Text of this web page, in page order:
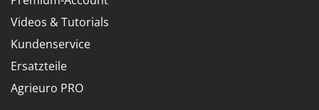
Rasentrimmer - Kantenschneider
Rasentrimmer - Motorsensen - Freischneider
Rührtöpfe mit Elektrischem Rührwerk
Greenworks
Videos & Tutorials
Kundenservice
Ersatzteile
Agrieuro PRO